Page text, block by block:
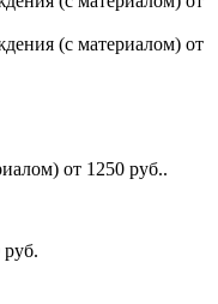
(с материалом) от
от 1250 руб..
руб.